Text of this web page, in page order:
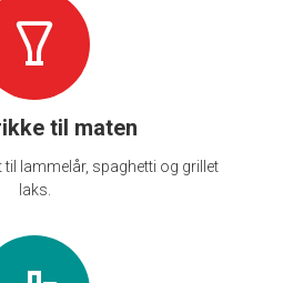
til maten
til lammelår, spaghetti og grillet
laks.